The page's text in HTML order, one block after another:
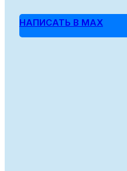
НАПИСАТЬ В MAX